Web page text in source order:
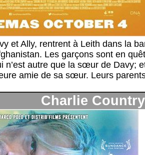
et Ally, rentrent à Leith dans la
Les garçons sont en
n’est autre que la sœur de Davy;
amie de sa sœur. Leurs
Charlie